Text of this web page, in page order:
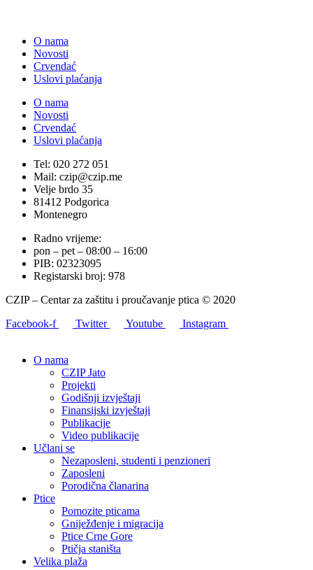
O nama
Novosti
Crvendać
Uslovi plaćanja
O nama
Novosti
Crvendać
Uslovi plaćanja
Tel: 020 272 051
Mail: czip@czip.me
Velje brdo 35
81412 Podgorica
Montenegro
Radno vrijeme:
pon – pet – 08:00 – 16:00
PIB: 02323095
Registarski broj: 978
CZIP – Centar za zaštitu i proučavanje ptica © 2020
Facebook-f
Twitter Youtube Instagram
O nama
CZIP Jato
Projekti
Godišnji izvještaji
Finansijski izvještaji
Publikacije
Video publikacije
Učlani se
Nezaposleni, studenti i penzioneri
Zaposleni
Porodična članarina
Ptice
Pomozite pticama
Gniježđenje i migracija
Ptice Crne Gore
Ptičja staništa
Velika plaža